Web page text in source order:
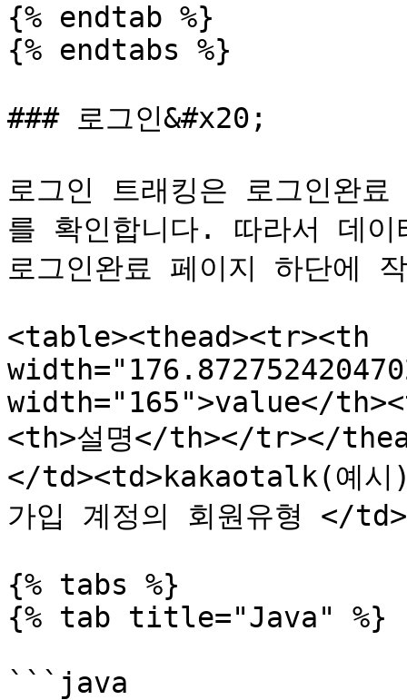
{% endtab %}
{% endtabs %}
### 로그인&#x20;
로그인 트래킹은 로그인완
를 확인합니다. 따라서 데
로그인완료 페이지 하단에
<table><thead><tr><th
width="165">value</
<th>설명</th></tr></
</td><td>kakaotalk(예
가입 계정의 회원유형 </
{% tabs %}
{% tab title="Java" %}
```java